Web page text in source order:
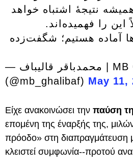
نتیجهٔ اشتباه خواهد
این را فهمیده‌اند.
آماده هستیم؛ شگفت‌زده
— محمدباقر قالیباف | MB Ghalibaf
(@mb_ghalibaf) May 11,
Είχε ανακοινώσει την παύση
επομένη της έναρξής της,
πρόοδο» στη διαπραγμάτευση
κλειστεί συμφωνία--προτού